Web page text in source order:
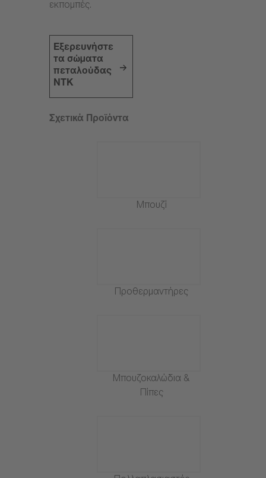
εκπομπές.
Εξερευνήστε
τα σώματα
πεταλούδας
NTK
Σχετικά Προϊόντα
Μπουζί
Προθερμαντήρες
Μπουζοκαλώδια &
Πίπες